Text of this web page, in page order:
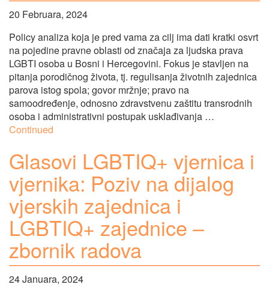
20 Februara, 2024
Policy analiza koja je pred vama za cilj ima dati kratki osvrt
na pojedine pravne oblasti od značaja za ljudska prava
LGBTI osoba u Bosni i Hercegovini. Fokus je stavljen na
pitanja porodičnog života, tj. regulisanja životnih zajednica
parova istog spola; govor mržnje; pravo na
samoodređenje, odnosno zdravstvenu zaštitu transrodnih
osoba i administrativni postupak usklađivanja …
Continued
Glasovi LGBTIQ+ vjernica i
vjernika: Poziv na dijalog
vjerskih zajednica i
LGBTIQ+ zajednice –
zbornik radova
24 Januara, 2024